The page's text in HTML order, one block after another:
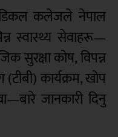
कलेजले नेपाल
स्वास्थ्य सेवाहरू—
सुरक्षा कोष, विपन्न
कार्यक्रम, खोप
जानकारी दिनु